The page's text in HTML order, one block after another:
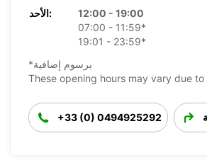
الأحد:
12:00 - 19:00
07:00 - 11:59*
19:01 - 23:59*
*برسوم إضافية
These opening hours may vary due
+33 (0) 0494925292